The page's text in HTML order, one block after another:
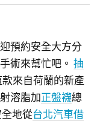
預約安全大方分
術來幫忙吧。抽
來自荷蘭的新產
溶脂加正盤襪總
地從台北汽車借